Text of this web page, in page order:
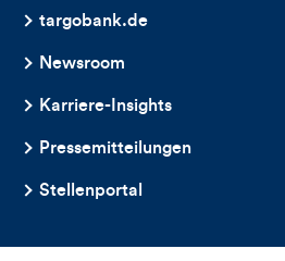
targobank.de
Newsroom
Karriere-Insights
Pressemitteilungen
Stellenportal